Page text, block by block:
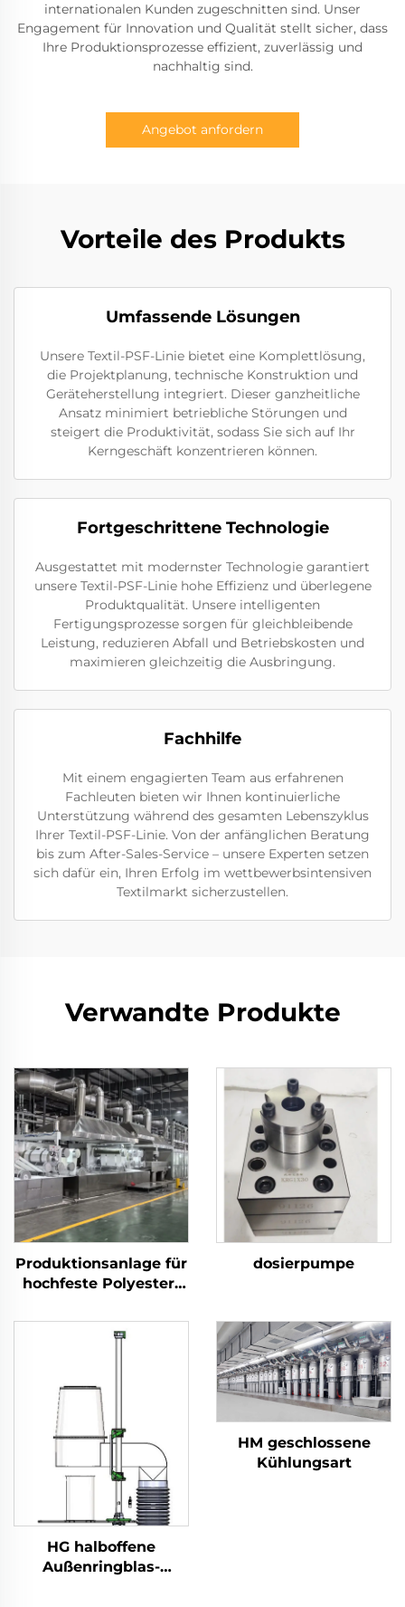
internationalen Kunden zugeschnitten sind. Unser
Engagement für Innovation und Qualität stellt sicher, dass
Ihre Produktionsprozesse effizient, zuverlässig und
nachhaltig sind.
Angebot anfordern
Vorteile des Produkts
Umfassende Lösungen
Unsere Textil-PSF-Linie bietet eine Komplettlösung,
die Projektplanung, technische Konstruktion und
Geräteherstellung integriert. Dieser ganzheitliche
Ansatz minimiert betriebliche Störungen und
steigert die Produktivität, sodass Sie sich auf Ihr
Kerngeschäft konzentrieren können.
Fortgeschrittene Technologie
Ausgestattet mit modernster Technologie garantiert
unsere Textil-PSF-Linie hohe Effizienz und überlegene
Produktqualität. Unsere intelligenten
Fertigungsprozesse sorgen für gleichbleibende
Leistung, reduzieren Abfall und Betriebskosten und
maximieren gleichzeitig die Ausbringung.
Fachhilfe
Mit einem engagierten Team aus erfahrenen
Fachleuten bieten wir Ihnen kontinuierliche
Unterstützung während des gesamten Lebenszyklus
Ihrer Textil-PSF-Linie. Von der anfänglichen Beratung
bis zum After-Sales-Service – unsere Experten setzen
sich dafür ein, Ihren Erfolg im wettbewerbsintensiven
Textilmarkt sicherzustellen.
Verwandte Produkte
Produktionsanlage für
hochfeste Polyester-
Maschine zur
Herstellung von PSF
Stapelfasergewebe
dosierpumpe
HG halboffene
Außenringblas-
HM geschlossene
Kühlungsart